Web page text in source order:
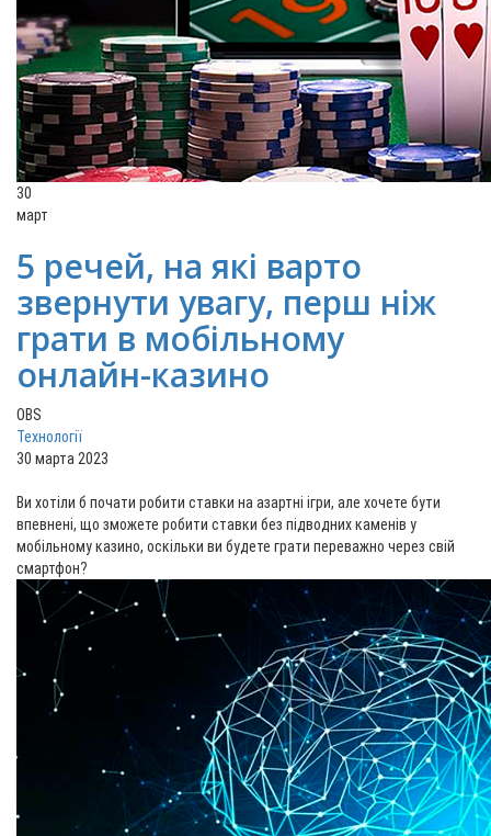
30
март
5 речей, на які варто
звернути увагу, перш ніж
грати в мобільному
онлайн-казино
OBS
Технології
30 марта 2023
Ви хотіли б почати робити ставки на азартні ігри, але хочете бути
впевнені, що зможете робити ставки без підводних каменів у
мобільному казино, оскільки ви будете грати переважно через свій
смартфон?